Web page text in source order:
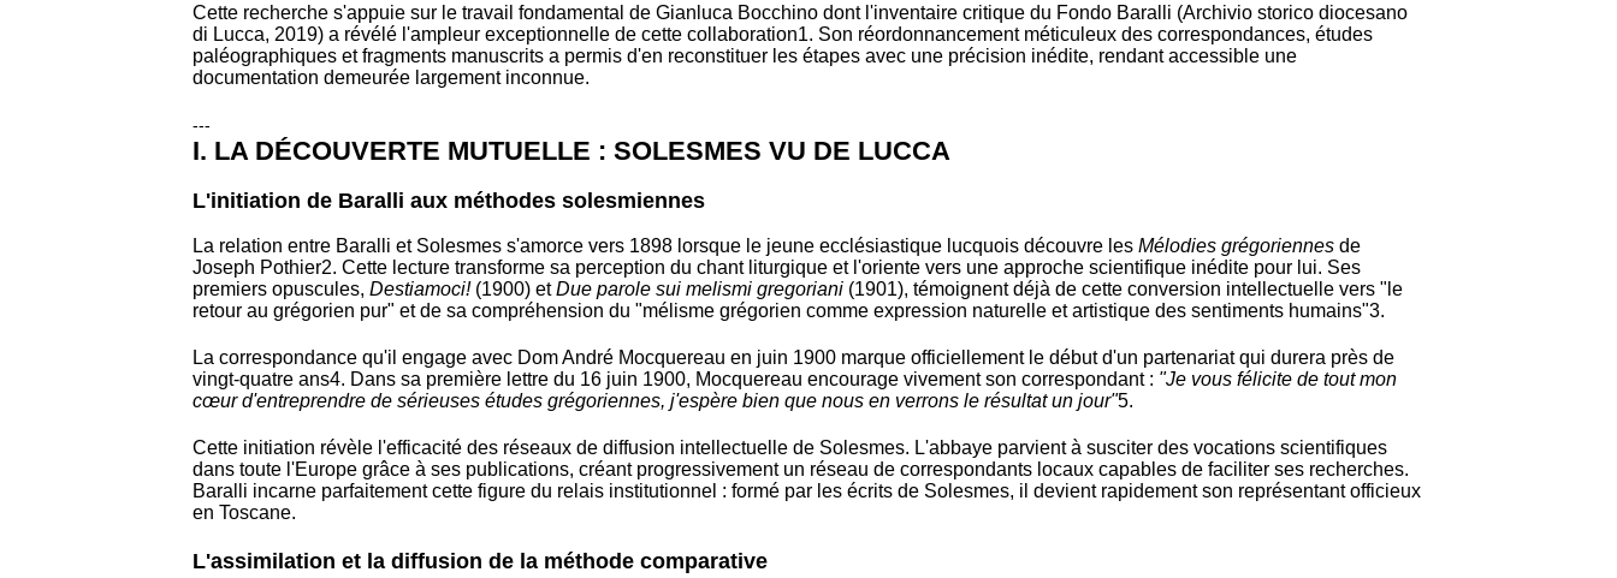
Cette recherche s'appuie sur le travail fondamental de Gianluca Bocchino dont l'inventaire critique du Fondo Baralli (Archivio storico diocesano
di Lucca, 2019) a révélé l'ampleur exceptionnelle de cette collaboration1. Son réordonnancement méticuleux des correspondances, études
paléographiques et fragments manuscrits a permis d'en reconstituer les étapes avec une précision inédite, rendant accessible une
documentation demeurée largement inconnue.
---
I. LA DÉCOUVERTE MUTUELLE : SOLESMES VU DE LUCCA
L'initiation de Baralli aux méthodes solesmiennes
La relation entre Baralli et Solesmes s'amorce vers 1898 lorsque le jeune ecclésiastique lucquois découvre les Mélodies grégoriennes de
Joseph Pothier2. Cette lecture transforme sa perception du chant liturgique et l'oriente vers une approche scientifique inédite pour lui. Ses
premiers opuscules, Destiamoci!(1900) etDue parole sui melismi gregoriani (1901), témoignent déjà de cette conversion intellectuelle vers "le
retour au grégorien pur" et de sa compréhension du "mélisme grégorien comme expression naturelle et artistique des sentiments humains"3.
La correspondance qu'il engage avec Dom André Mocquereau en juin 1900 marque officiellement le début d'un partenariat qui durera près de
vingt-quatre ans4. Dans sa première lettre du 16 juin 1900, Mocquereau encourage vivement son correspondant : "Je vous félicite de tout mon
cœur d'entreprendre de sérieuses études grégoriennes, j'espère bien que nous en verrons le résultat un jour"5.
Cette initiation révèle l'efficacité des réseaux de diffusion intellectuelle de Solesmes. L'abbaye parvient à susciter des vocations scientifiques
dans toute l'Europe grâce à ses publications, créant progressivement un réseau de correspondants locaux capables de faciliter ses recherches.
Baralli incarne parfaitement cette figure du relais institutionnel : formé par les écrits de Solesmes, il devient rapidement son représentant officieux
en Toscane.
L'assimilation et la diffusion de la méthode comparative